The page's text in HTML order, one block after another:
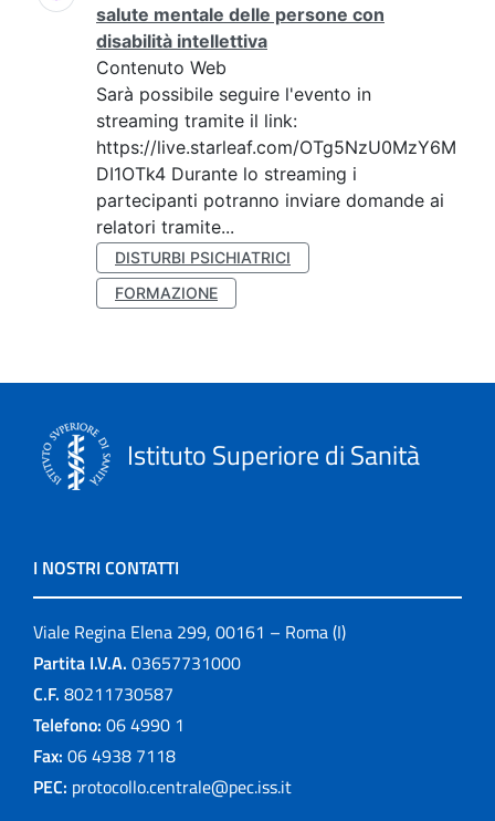
salute mentale delle persone con
disabilità intellettiva
Contenuto Web
Sarà possibile seguire l'evento in
streaming tramite il link:
https://live.starleaf.com/OTg5NzU0MzY6M
DI1OTk4 Durante lo streaming i
partecipanti potranno inviare domande ai
relatori tramite...
DISTURBI PSICHIATRICI
FORMAZIONE
Istituto Superiore di Sanità
I NOSTRI CONTATTI
Viale Regina Elena 299, 00161 – Roma (I)
Partita I.V.A. 03657731000
C.F. 80211730587
Telefono: 06 4990 1
Fax: 06 4938 7118
PEC: protocollo.centrale@pec.iss.it